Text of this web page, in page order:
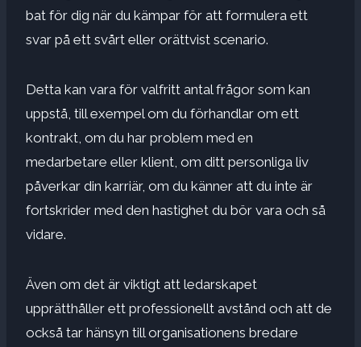
bat för dig när du kämpar för att formulera ett
svar på ett svårt eller orättvist scenario.
Detta kan vara för valfritt antal frågor som kan
uppstå, till exempel om du förhandlar om ett
kontrakt, om du har problem med en
medarbetare eller klient, om ditt personliga liv
påverkar din karriär, om du känner att du inte är
fortskrider med den hastighet du bör vara och så
vidare.
Även om det är viktigt att ledarskapet
upprätthåller ett professionellt avstånd och att de
också tar hänsyn till organisationens bredare